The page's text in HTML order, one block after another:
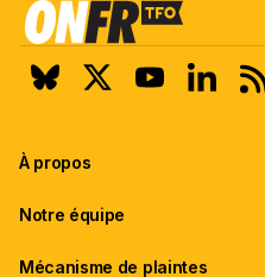
À propos
Notre équipe
Mécanisme de plaintes